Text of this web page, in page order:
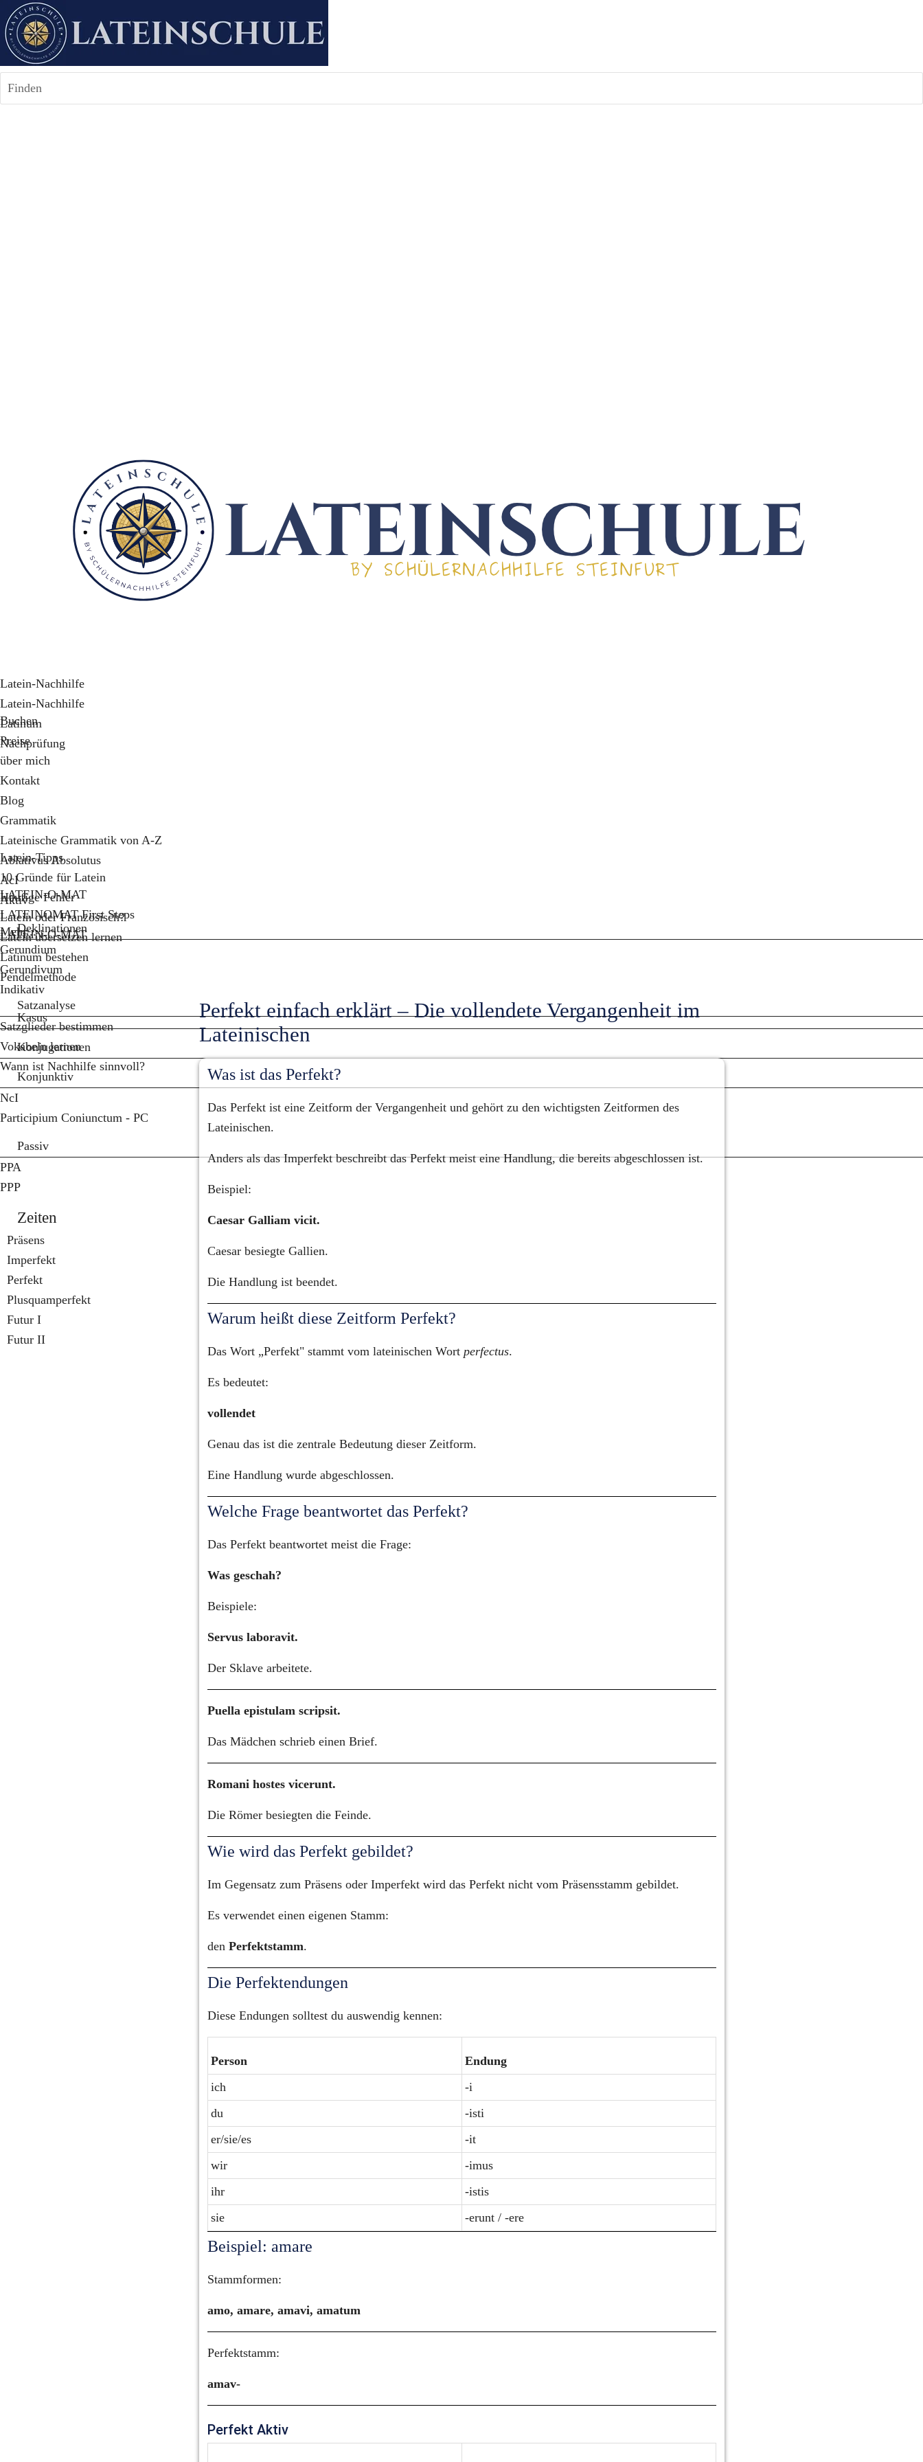
Finden
Latein-Nachhilfe
Latein-Nachhilfe
Latinum
Nachprüfung
Buchen
Preise
über mich
Kontakt
Blog
Grammatik
Lateinische Grammatik von A-Z
Ablativus Absolutus
AcI
Aktiv
Deklinationen
Gerundium
Gerundivum
Indikativ
Kasus
Konjugationen
Konjunktiv
NcI
Participium Coniunctum - PC
Passiv
PPA
PPP
Zeiten
Präsens
Imperfekt
Perfekt
Plusquamperfekt
Futur I
Futur II
Latein-Tipps
10 Gründe für Latein
Häufige Fehler
Latein oder Französisch?
Latein übersetzen lernen
Latinum bestehen
Pendelmethode
Satzanalyse
Satzglieder bestimmen
Vokabeln lernen
Wann ist Nachhilfe sinnvoll?
LATEIN-O-MAT
LATEINOMAT First Steps
LATEIN-O-MAT
Mehr...
Perfekt einfach erklärt – Die vollendete Vergangenheit im
Lateinischen
Was ist das Perfekt?
Das Perfekt ist eine Zeitform der Vergangenheit und gehört zu den wichtigsten Zeitformen des
Lateinischen.
Anders als das Imperfekt beschreibt das Perfekt meist eine Handlung, die bereits abgeschlossen ist.
Beispiel:
Caesar Galliam vicit.
Caesar besiegte Gallien.
Die Handlung ist beendet.
Warum heißt diese Zeitform Perfekt?
Das Wort „Perfekt" stammt vom lateinischen Wort perfectus.
Es bedeutet:
vollendet
Genau das ist die zentrale Bedeutung dieser Zeitform.
Eine Handlung wurde abgeschlossen.
Welche Frage beantwortet das Perfekt?
Das Perfekt beantwortet meist die Frage:
Was geschah?
Beispiele:
Servus laboravit.
Der Sklave arbeitete.
Puella epistulam scripsit.
Das Mädchen schrieb einen Brief.
Romani hostes vicerunt.
Die Römer besiegten die Feinde.
Wie wird das Perfekt gebildet?
Im Gegensatz zum Präsens oder Imperfekt wird das Perfekt nicht vom Präsensstamm gebildet.
Es verwendet einen eigenen Stamm:
den Perfektstamm.
Die Perfektendungen
Diese Endungen solltest du auswendig kennen:
Person
Endung
ich
-i
du
-isti
er/sie/es
-it
wir
-imus
ihr
-istis
sie
-erunt / -ere
Beispiel: amare
Stammformen:
amo, amare, amavi, amatum
Perfektstamm:
amav-
Perfekt Aktiv